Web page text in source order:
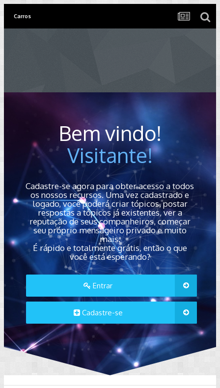
Carros
Bem vindo!
Visitante!
Cadastre-se agora para obter acesso a todos
os nossos recursos. Uma vez cadastrado e
logado, você poderá criar tópicos, postar
respostas a tópicos já existentes, ver a
reputação de seus companheiros, começar
seu próprio mensageiro privado e muito
mais.
É rápido e totalmente grátis, então o que
você está esperando?
Entrar
Cadastre-se